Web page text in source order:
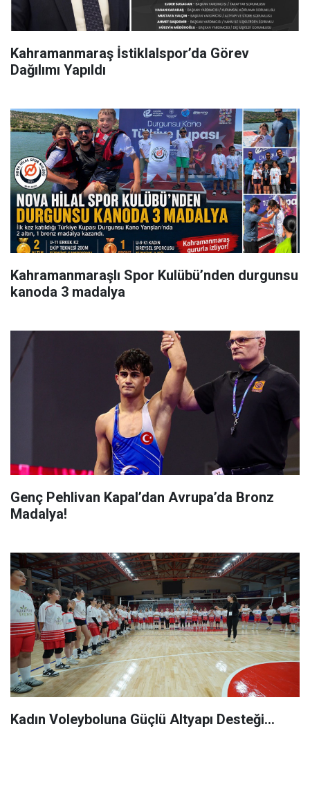
Kahramanmaraş İstiklalspor’da Görev
Dağılımı Yapıldı
Kahramanmaraşlı Spor Kulübü’nden durgunsu
kanoda 3 madalya
Genç Pehlivan Kapal’dan Avrupa’da Bronz
Madalya!
Kadın Voleyboluna Güçlü Altyapı Desteği…